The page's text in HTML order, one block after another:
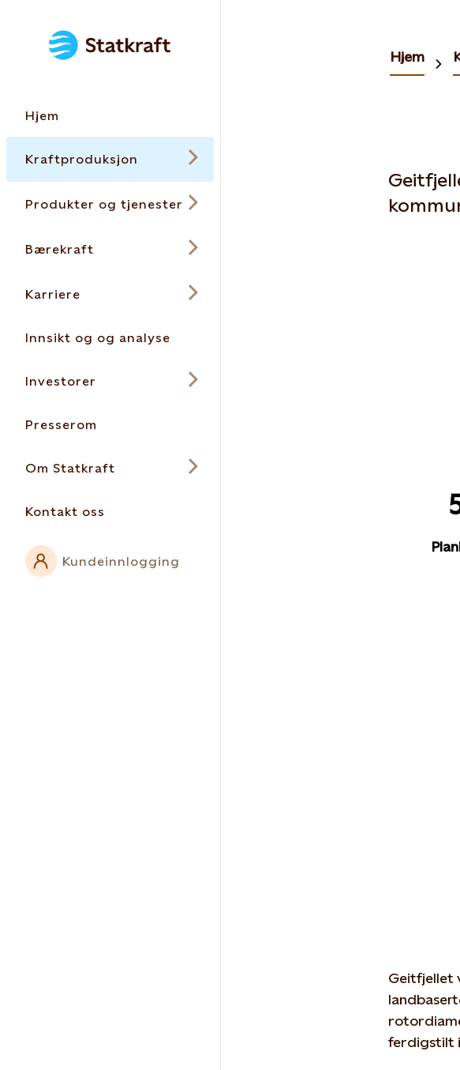
Hjem
Kraftproduksjon
Produkter og tjenester
Bærekraft
Karriere
Innsikt og og analyse
Investorer
Presserom
Om Statkraft
Kontakt oss
Kundeinnlogging
Hjem
Geitfjellet
ferdigstilt